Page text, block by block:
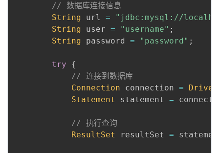
// 数据库连接信息
String url =
"jdbc:mysql://
String user = "username" ;
String password = "password" ;
try
{
// 连接到数据库
Connection connection =
Statement
statement =
// 执行查询
ResultSet
resultSet =